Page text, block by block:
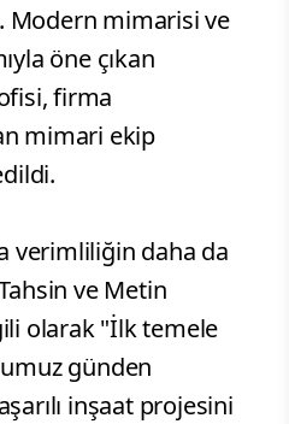
Modern mimarisi ve
öne çıkan
firma
mimari ekip
verimliliğin daha da
ve Metin
olarak "İlk temele
günden
inşaat projesini